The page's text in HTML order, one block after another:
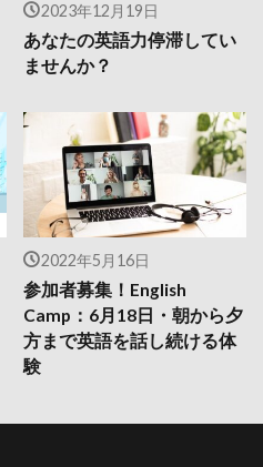
2023年12月19日
あなたの英語力停滞してい
ませんか？
2022年5月16日
参加者募集！English
Camp：6月18日・朝から夕
方まで英語を話し続ける体
験